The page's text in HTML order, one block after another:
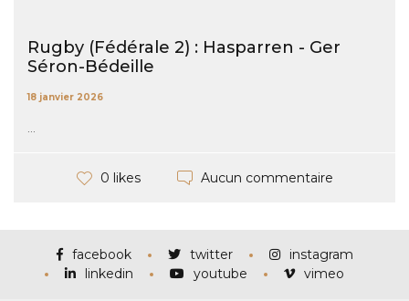
Rugby (Fédérale 2) : Hasparren - Ger
Séron-Bédeille
18 janvier 2026
...
0 likes Aucun commentaire
facebook twitter
instagram
linkedin
youtube vimeo